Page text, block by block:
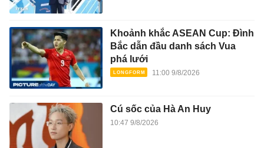
Khoảnh khắc ASEAN Cup: Đình
Bắc dẫn đầu danh sách Vua
phá lưới
11:00 9/8/2026
Cú sốc của Hà An Huy
10:47 9/8/2026